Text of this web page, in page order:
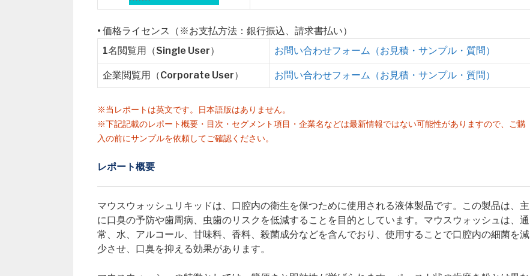
• 価格ライセンス（※お支払方法：銀行振込、請求書払い）
1名閲覧用（Single User）
お問い合わせフォーム（お見積・サンプル・質問）
企業閲覧用（Corporate User） お問い合わせフォーム（お見積・サンプル・質問）
※当レポートは英文です。日本語版はありません。
※下記記載のレポート概要・目次・セグメント項目・企業名などは最新情報ではない可能性がありますので、ご購
入の前にサンプルを依頼してご確認ください。
レポート概要
マウスウォッシュリキッドは、口腔内の衛生を保つために使用される液体製品です。この製品は、主
に口臭の予防や歯周病、虫歯のリスクを低減することを目的としています。マウスウォッシュは、通
常、水、アルコール、甘味料、香料、殺菌成分などを含んでおり、使用することで口腔内の細菌を減
少させ、口臭を抑える効果があります。